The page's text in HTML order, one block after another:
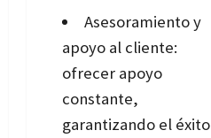
Asesoramiento y
apoyo al cliente:
ofrecer apoyo
constante,
garantizando el éxito